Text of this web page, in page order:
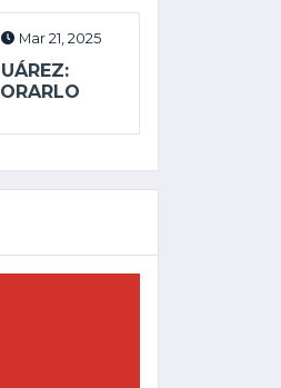
Mar 21, 2025